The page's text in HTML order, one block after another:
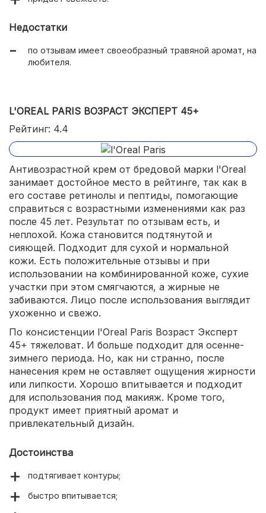
Недостатки
по отзывам имеет своеобразный травяной аромат, на
любителя.
L'OREAL PARIS ВОЗРАСТ ЭКСПЕРТ 45+
Рейтинг: 4.4
Антивозрастной крем от бредовой марки l'Oreal
занимает достойное место в рейтинге, так как в
его составе ретинолы и пептиды, помогающие
справиться с возрастными изменениями как раз
после 45 лет. Результат по отзывам есть, и
неплохой. Кожа становится подтянутой и
сияющей. Подходит для сухой и нормальной
кожи. Есть положительные отзывы и при
использовании на комбинированной коже, сухие
участки при этом смягчаются, а жирные не
забиваются. Лицо после использования выглядит
ухоженно и свежо.
По консистенции l'Oreal Paris Возраст Эксперт
45+ тяжеловат. И больше подходит для осенне-
зимнего периода. Но, как ни странно, после
нанесения крем не оставляет ощущения жирности
или липкости. Хорошо впитывается и подходит
для использования под макияж. Кроме того,
продукт имеет приятный аромат и
привлекательный дизайн.
Достоинства
подтягивает контуры;
быстро впитывается;